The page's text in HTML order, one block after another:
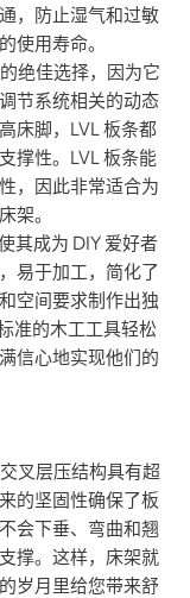
，防止湿气和过敏
使用寿命。
绝佳选择，因为它
节系统相关的动态
床脚，LVL 板条都
撑性。LVL 板条能
，因此非常适合为
架。
其成为 DIY 爱好者
易于加工，简化了
空间要求制作出独
准的木工工具轻松
信心地实现他们的
叉层压结构具有超
的坚固性确保了板
会下垂、弯曲和翘
撑。这样，床架就
岁月里给您带来舒